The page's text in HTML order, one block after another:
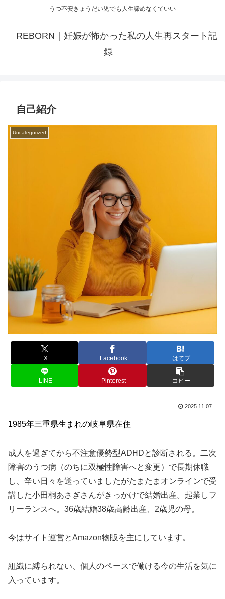
うつ不安きょうだい児でも人生諦めなくていい
REBORN｜妊娠が怖かった私の人生再スタート記
録
自己紹介
Uncategorized
X Facebook はてブ
LINE Pinterest コピー
2025.11.07
1985年三重県生まれの岐阜県在住
成人を過ぎてから不注意優勢型ADHDと診断される。二次
障害のうつ病（のちに双極性障害へと変更）で長期休職
し、辛い日々を送っていましたがたまたまオンラインで受
講した小田桐あさぎさんがきっかけで結婚出産。起業しフ
リーランスへ。36歳結婚38歳高齢出産、2歳児の母。
今はサイト運営とAmazon物販を主にしています。
組織に縛られない、個人のペースで働ける今の生活を気に
入っています。